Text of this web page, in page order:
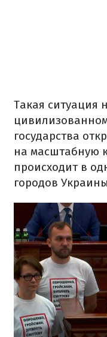
Такая ситуация
государства
на масштабную
происходит в
городов